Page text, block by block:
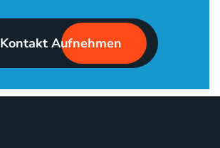
Kontakt Aufnehmen